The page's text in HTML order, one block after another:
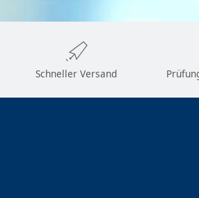
Schneller Versand